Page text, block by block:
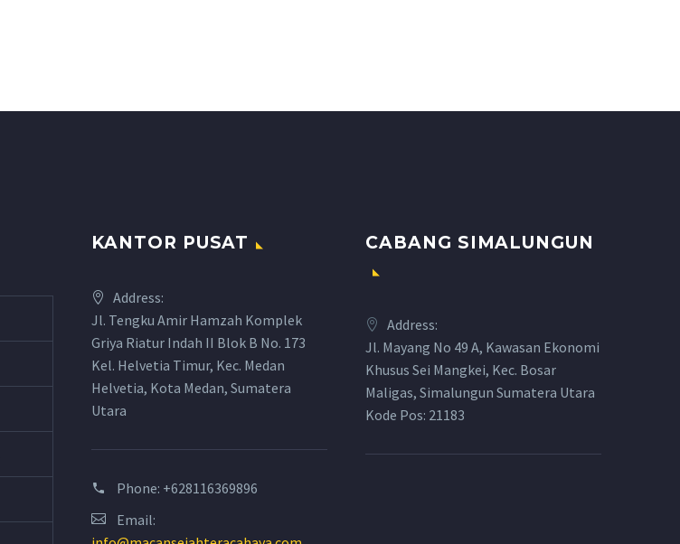
KANTOR PUSAT
Address:
Jl. Tengku Amir Hamzah Komplek
Griya Riatur Indah II Blok B No. 173
Kel. Helvetia Timur, Kec. Medan
Helvetia, Kota Medan, Sumatera
Utara
Phone: +628116369896
Email:
CABANG SIMALUNGUN
Address:
Jl. Mayang No 49 A, Kawasan Ekonomi
Khusus Sei Mangkei, Kec. Bosar
Maligas, Simalungun Sumatera Utara
Kode Pos: 21183